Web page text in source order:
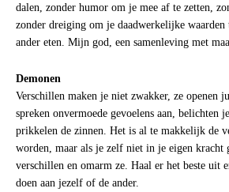
dalen, zonder humor om je mee af te zetten,
zonder dreiging om je daadwerkelijke
ander eten. Mijn god, een samenleving met
Demonen
Verschillen maken je niet zwakker, ze openen
spreken onvermoede gevoelens aan,
prikkelen de zinnen. Het is al te makkelijk de
worden, maar als je zelf niet in je eigen kracht
verschillen en omarm ze. Haal er het beste uit
doen aan jezelf of de ander.